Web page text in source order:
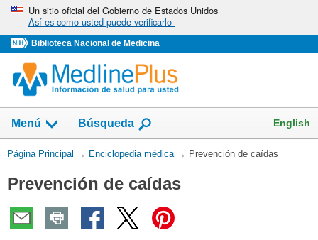
Omita
vaya
al
Contenido
Un sitio oficial del Gobierno de Estados Unidos
Así es como usted puede verificarlo
Biblioteca Nacional de Medicina
Menú Búsqueda English
Usted
aquí:
Página Principal → Enciclopedia médica → Prevención de caídas
Prevención de caídas